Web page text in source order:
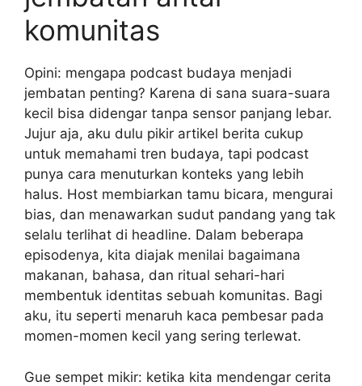
komunitas
Opini: mengapa podcast budaya menjadi
jembatan penting? Karena di sana suara-suara
kecil bisa didengar tanpa sensor panjang lebar.
Jujur aja, aku dulu pikir artikel berita cukup
untuk memahami tren budaya, tapi podcast
punya cara menuturkan konteks yang lebih
halus. Host membiarkan tamu bicara, mengurai
bias, dan menawarkan sudut pandang yang tak
selalu terlihat di headline. Dalam beberapa
episodenya, kita diajak menilai bagaimana
makanan, bahasa, dan ritual sehari-hari
membentuk identitas sebuah komunitas. Bagi
aku, itu seperti menaruh kaca pembesar pada
momen-momen kecil yang sering terlewat.
Gue sempet mikir: ketika kita mendengar cerita